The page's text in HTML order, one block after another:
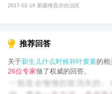
2017-02-19 新疆维吾尔自治区
推荐回答
关于新生儿什么时候补叶黄素的相
26位专家做了权威的回答。